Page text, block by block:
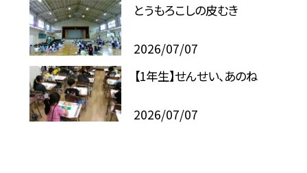
とうもろこしの皮むき
2026/07/07
【1年生】せんせい、あのね
2026/07/07